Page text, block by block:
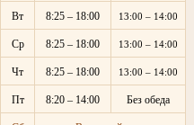
Вт 8:25 – 18:00 13:00 – 14:00
Ср 8:25 – 18:00 13:00 – 14:00
Чт 8:25 – 18:00 13:00 – 14:00
Пт 8:20 – 14:00 Без обеда